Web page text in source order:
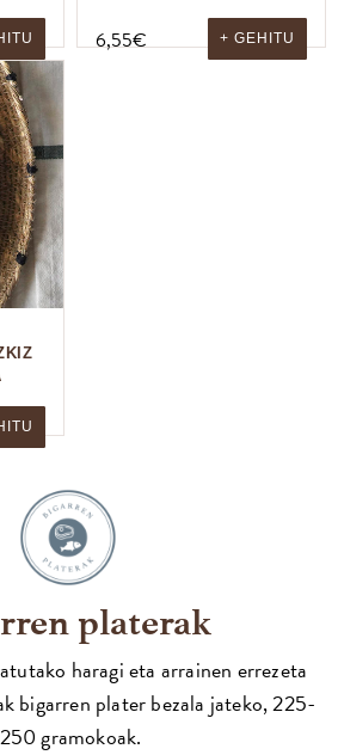
6,55€ + GEHITU
platerak
haragi eta arrainen errezeta
bigarren plater bezala jateko, 225-
250 gramokoak.